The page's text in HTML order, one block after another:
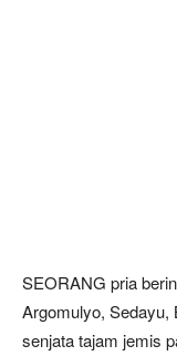
SEORANG pria
Argomulyo, Sedayu,
senjata tajam jemis